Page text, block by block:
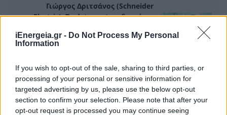
iEnergeia.gr - Do Not Process My Personal
Information
If you wish to opt-out of the sale, sharing to third parties, or
processing of your personal or sensitive information for
targeted advertising by us, please use the below opt-out
section to confirm your selection. Please note that after your
opt-out request is processed you may continue seeing
Γιώργος Δριτσάνος (Schneider
Electric): Τα data centers δεν είναι
για όλους μας
ΣΧΕΤΙΚΑ ΑΡΘΡΑ